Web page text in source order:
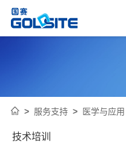
服务支持 医学与应用
技术培训